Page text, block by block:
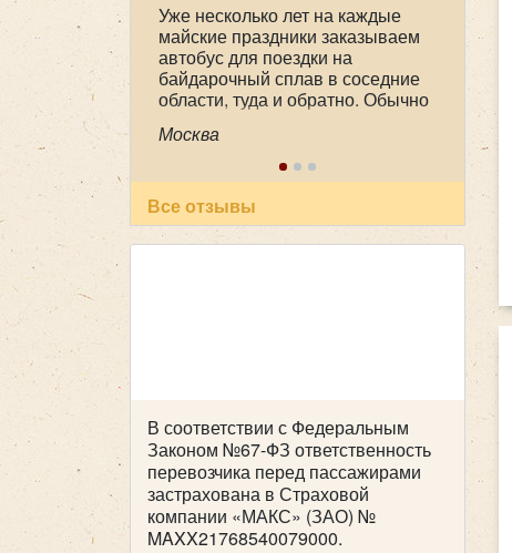
Мы прихожане от Храма всех
Святых в земле Российской
просиявших, ездили в
паломническую поездку 1-2 мая
в Дивеево . Хотим выразить
водителю Феликсу, за его
профессионализм , аккуратность
и пунктуальность . Побольше
таких бы специалистов! Очень
приятный человек! В автобусе
всегда чисто, опрятно. Всем
Москва
Все отзывы
В соответствии с Федеральным
Законом №67-ФЗ ответственность
перевозчика перед пассажирами
застрахована в Страховой
компании «МАКС» (ЗАО) №
MAXX21768540079000.